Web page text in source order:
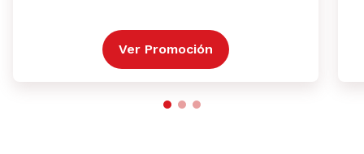
Ver Promoción